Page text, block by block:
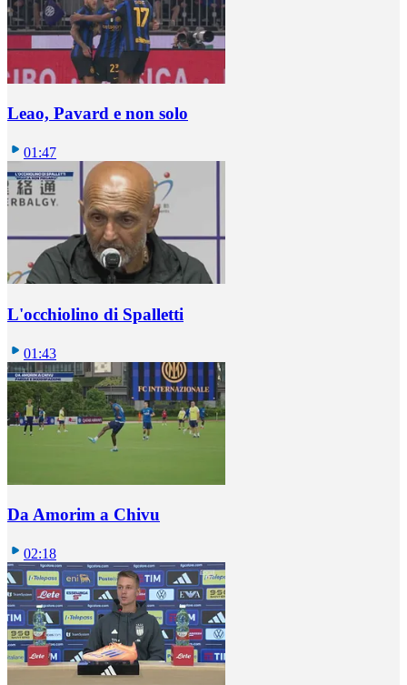
Leao, Pavard e non solo
01:47
L'occhiolino di Spalletti
01:43
Da Amorim a Chivu
02:18